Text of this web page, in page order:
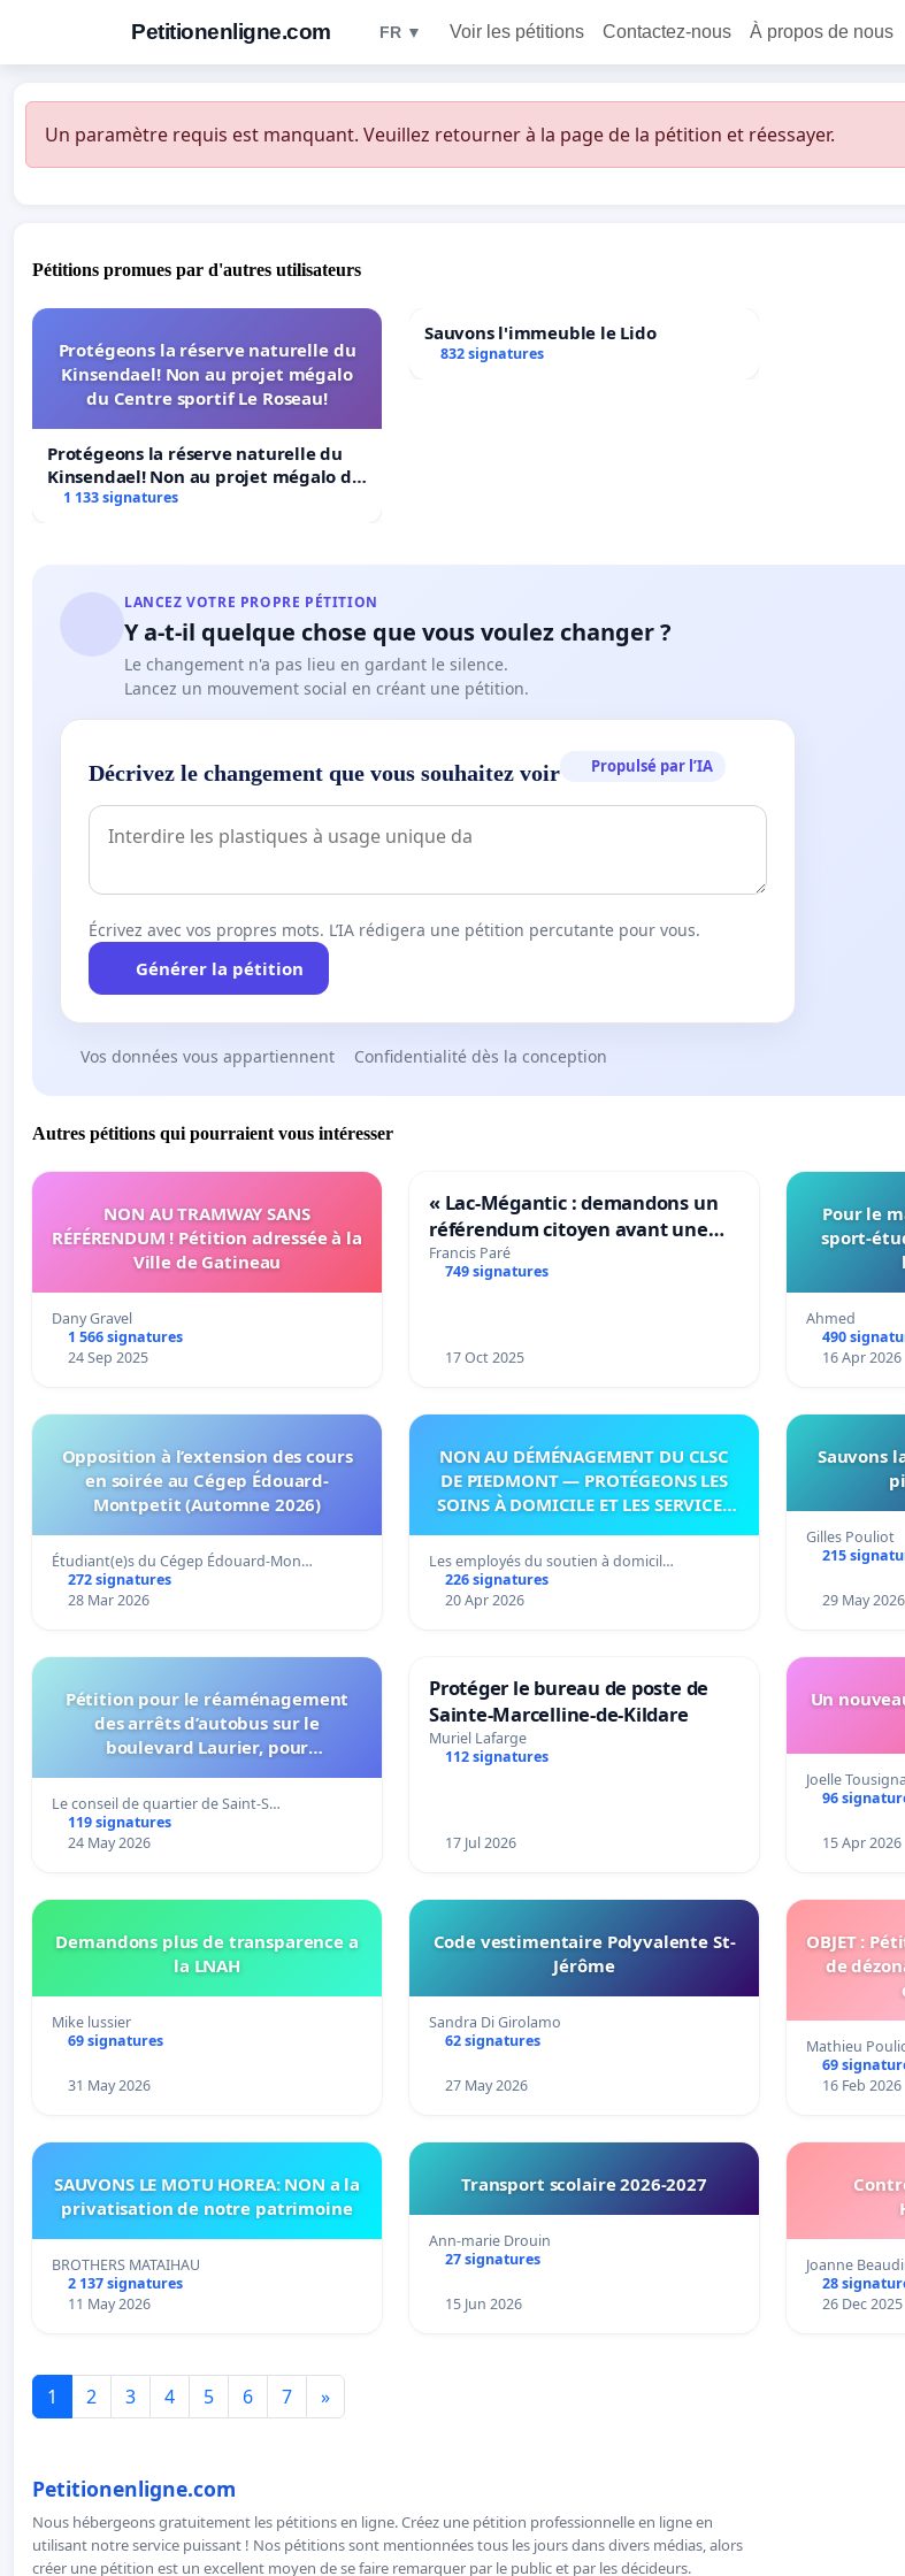
Petitionenligne.com FR ▼ Voir les pétitions Contactez-nous À propos de nous
Un paramètre requis est manquant. Veuillez retourner à la page de la pétition et réessayer.
Pétitions promues par d'autres utilisateurs
Protégeons la réserve naturelle du
Kinsendael! Non au projet mégalo
du Centre sportif Le Roseau!
Protégeons la réserve naturelle du
Kinsendael! Non au projet mégalo du
Centre sportif Le Roseau!
1 133 signatures
Sauvons l'immeuble le Lido
832 signatures
LANCEZ VOTRE PROPRE PÉTITION
Y a-t-il quelque chose que vous voulez changer ?
Le changement n'a pas lieu en gardant le silence.
Lancez un mouvement social en créant une pétition.
Décrivez le changement que vous souhaitez voir Propulsé par l’IA
Écrivez avec vos propres mots. L’IA rédigera une pétition percutante pour vous.
Générer la pétition
Vos données vous appartiennent Confidentialité dès la conception
Autres pétitions qui pourraient vous intéresser
NON AU TRAMWAY SANS
RÉFÉRENDUM ! Pétition adressée à la
Ville de Gatineau
Dany Gravel
1 566 signatures
24 Sep 2025
« Lac-Mégantic : demandons un
référendum citoyen avant une
transformation irréversible de
notre territoire »
Francis Paré
749 signatures
17 Oct 2025
Pour le
sport-
Ahmed
490
16 Apr 2026
Opposition à l’extension des cours
en soirée au Cégep Édouard-
Montpetit (Automne 2026)
Étudiant(e)s du Cégep Édouard-Mon…
272 signatures
28 Mar 2026
NON AU DÉMÉNAGEMENT DU CLSC
DE PIEDMONT — PROTÉGEONS LES
SOINS À DOMICILE ET LES SERVICES
Les employés du soutien à domicil…
226 signatures
20 Apr 2026
Sauvons
Gilles Pouliot
215
29 May 2026
Pétition pour le réaménagement
des arrêts d’autobus sur le
boulevard Laurier, pour
connexion 805-802 à établir
Le conseil de quartier de Saint-S…
119 signatures
24 May 2026
Protéger le bureau de poste de
Sainte-Marcelline-de-Kildare
Muriel Lafarge
112 signatures
17 Jul 2026
Un
Joelle
96
15 Apr 2026
Demandons plus de transparence a
la LNAH
Mike lussier
69 signatures
31 May 2026
Code vestimentaire Polyvalente St-
Jérôme
Sandra Di Girolamo
62 signatures
27 May 2026
OBJET :
de
Mathieu
69
16 Feb 2026
SAUVONS LE MOTU HOREA: NON a la
privatisation de notre patrimoine
BROTHERS MATAIHAU
2 137 signatures
11 May 2026
Transport scolaire 2026-2027
Ann-marie Drouin
27 signatures
15 Jun 2026
Joanne
28
26 Dec 2025
1 2 3 4 5 6 7 »
Petitionenligne.com
Nous hébergeons gratuitement les pétitions en ligne. Créez une pétition professionnelle en ligne en
utilisant notre service puissant ! Nos pétitions sont mentionnées tous les jours dans divers médias, alors
créer une pétition est un excellent moyen de se faire remarquer par le public et par les décideurs.